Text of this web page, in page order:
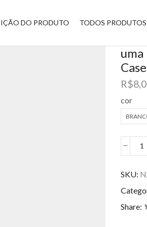
DO PRODUTO TODOS PRODUTOS
R$
cor
SKU:
Share: